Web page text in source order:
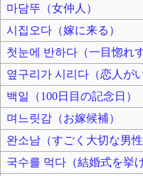
마담뚜（女仲人）
시집오다（嫁に来る）
첫눈에 반하다（一目惚れ
옆구리가 시리다（恋人が
백일（100日目の記念日）
며느릿감（お嫁候補）
완소남（すごく大切な男性
국수를 먹다（結婚式を挙